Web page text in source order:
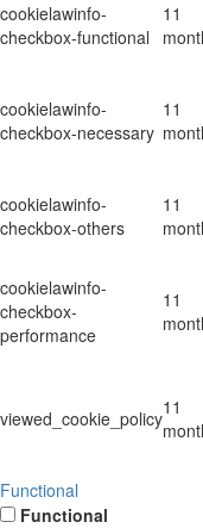
cookielawinfo-
checkbox-functional
11
cookielawinfo-
checkbox-necessary
11
cookielawinfo-
checkbox-others
11
cookielawinfo-
checkbox-
performance
11
viewed_cookie_policy11
Functional
Functional